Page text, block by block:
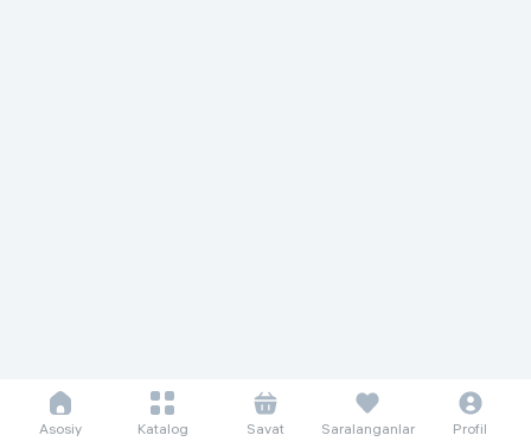
Asosiy Katalog Savat Saralanganlar Profil